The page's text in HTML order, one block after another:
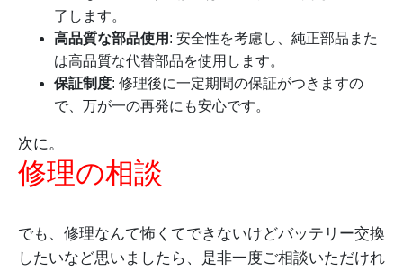
了します。
高品質な部品使用 : 安全性を考慮し、純正部品また
は高品質な代替部品を使用します。
保証制度: 修理後に一定期間の保証がつきますの
で、万が一の再発にも安心です。
次に。
修理の相談
でも、修理なんて怖くてできないけどバッテリー交換
したいなど思いましたら、是非一度ご相談いただけれ